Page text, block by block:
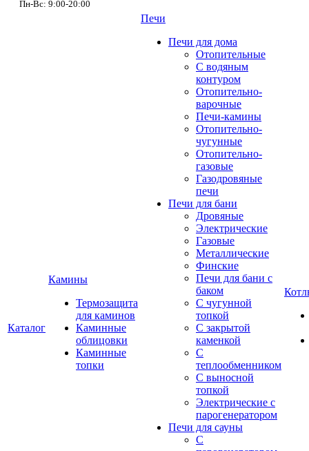
Пн-Вс: 9:00-20:00
Каталог
Камины
Термозащита
для каминов
Каминные
облицовки
Каминные
топки
Печи
Печи для дома
Отопительные
C водяным
контуром
Отопительно-
варочные
Печи-камины
Отопительно-
чугунные
Отопительно-
газовые
Газодровяные
печи
Печи для бани
Дровяные
Электрические
Газовые
Металлические
Финские
Печи для бани с
баком
С чугунной
топкой
С закрытой
каменкой
С
теплообменником
С выносной
топкой
Электрические с
парогенератором
Печи для сауны
С